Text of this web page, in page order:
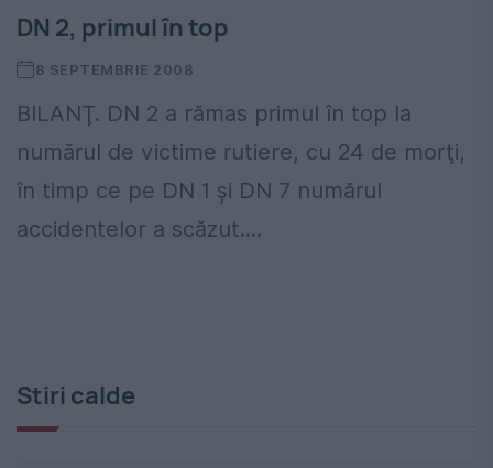
DN 2, primul în top
8 SEPTEMBRIE 2008
BILANŢ. DN 2 a rămas primul în top la
numărul de victime rutiere, cu 24 de morţi,
în timp ce pe DN 1 şi DN 7 numărul
accidentelor a scăzut....
Stiri calde